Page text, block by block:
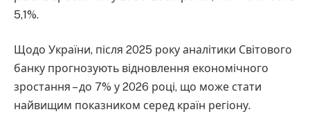
5,1%.
Щодо України, після 2025 року аналітики Світового
банку прогнозують відновлення економічного
зростання – до 7% у 2026 році, що може стати
найвищим показником серед країн регіону.